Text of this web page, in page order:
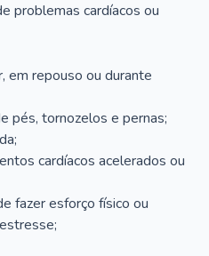
problemas cardíacos ou
em repouso ou durante
pés, tornozelos e pernas;
cardíacos acelerados ou
fazer esforço físico ou